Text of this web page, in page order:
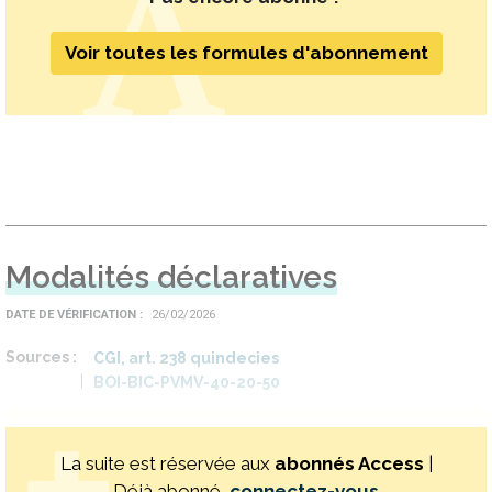
Voir toutes les formules d'abonnement
Modalités déclaratives
DATE DE VÉRIFICATION 26/02/2026
Sources
CGI, art. 238 quindecies
BOI-BIC-PVMV-40-20-50
La suite est réservée aux abonnés Access